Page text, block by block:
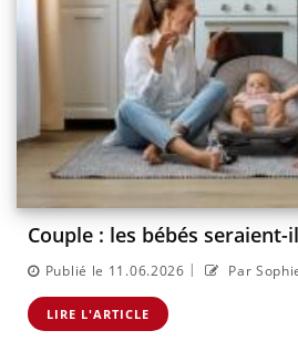
Couple : les bébés
Publié le 11.06.2026 | Par
LIRE L'ARTICLE